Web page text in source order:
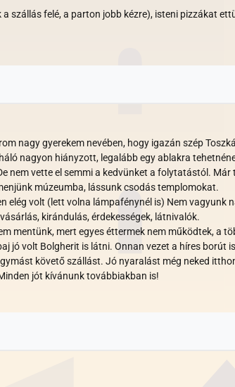
szállás felé, a parton jobb kézre), isteni pizzákat
nagy gyerekem nevében, hogy igazán szép
nagyon hiányzott, legalább egy ablakra
nem vette el semmi a kedvünket a folytatástól. Már
múzeumba, lássunk csodás templomokat.
elég volt (lett volna lámpafénynél is) Nem vagyunk
kirándulás, érdekességek, látnivalók.
mentünk, mert egyes éttermek nem működtek, a
jó volt Bolgherit is látni. Onnan vezet a híres borút
követő szállást. Jó nyaralást még neked
jót kívánunk továbbiakban is!